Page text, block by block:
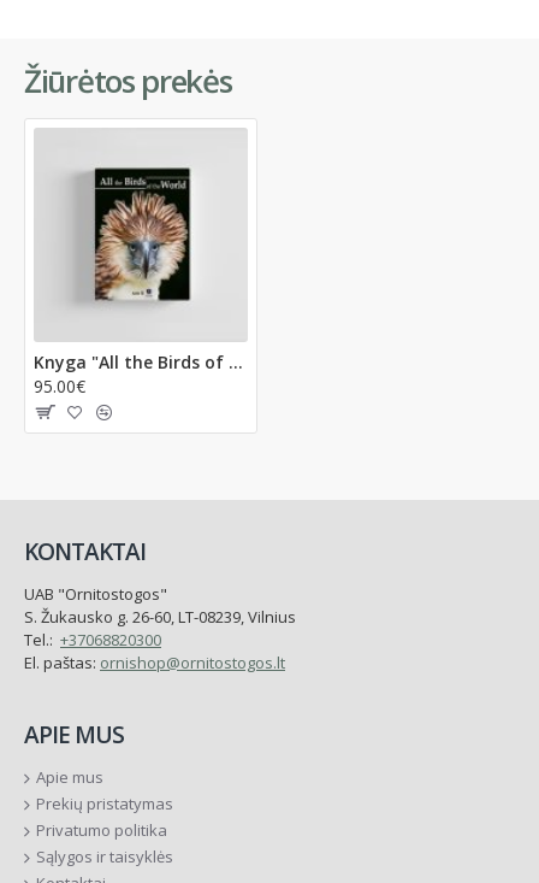
Žiūrėtos prekės
Knyga "All the Birds of the World"
95.00€
KONTAKTAI
UAB "Ornitostogos"
S. Žukausko g. 26-60, LT-08239, Vilnius
Tel.: +37068820300
El. paštas: ornishop@ornitostogos.lt
APIE MUS
Apie mus
Prekių pristatymas
Privatumo politika
Sąlygos ir taisyklės